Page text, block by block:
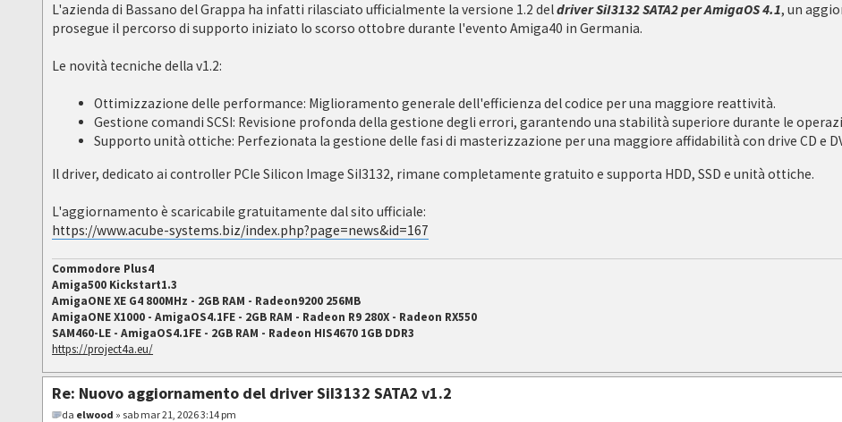
L'azienda di Bassano del Grappa ha infatti rilasciato ufficialmente la versione 1.2 deldriver SiI3132 SATA2 per AmigaOS 4.1, un
prosegue il percorso di supporto iniziato lo scorso ottobre durante l'evento Amiga40 in Germania.
Le novità tecniche della v1.2:
Ottimizzazione delle performance: Miglioramento generale dell'efficienza del codice per una maggiore reattività.
Gestione comandi SCSI: Revisione profonda della gestione degli errori, garantendo una stabilità superiore durante le
Supporto unità ottiche: Perfezionata la gestione delle fasi di masterizzazione per una maggiore affidabilità con drive CD e
Il driver, dedicato ai controller PCIe Silicon Image SiI3132, rimane completamente gratuito e supporta HDD, SSD e unità ottiche.
L'aggiornamento è scaricabile gratuitamente dal sito ufficiale:
https://www.acube-systems.biz/index.php?page=news&id=167
Commodore Plus4
Amiga500 Kickstart1.3
AmigaONE XE G4 800MHz - 2GB RAM - Radeon9200 256MB
AmigaONE X1000 - AmigaOS4.1FE - 2GB RAM - Radeon R9 280X - Radeon RX550
SAM460-LE - AmigaOS4.1FE - 2GB RAM - Radeon HIS4670 1GB DDR3
https://project4a.eu/
Re: Nuovo aggiornamento del driver SiI3132 SATA2 v1.2
da elwood » sab mar 21, 2026 3:14 pm